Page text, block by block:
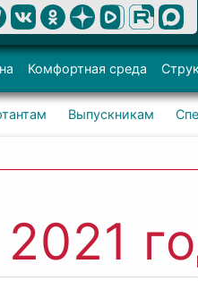
Комфортная среда
Выпускникам